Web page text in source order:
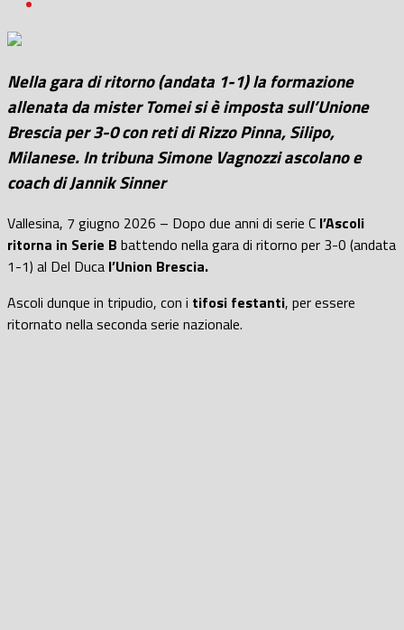
Nella gara di ritorno (andata 1-1) la formazione
allenata da mister Tomei si è imposta sull’Unione
Brescia per 3-0 con reti di Rizzo Pinna, Silipo,
Milanese. In tribuna Simone Vagnozzi ascolano e
coach di Jannik Sinner
Vallesina, 7 giugno 2026 – Dopo due anni di serie C l’Ascoli
ritorna in Serie B battendo nella gara di ritorno per 3-0 (andata
1-1) al Del Duca l’Union Brescia.
Ascoli dunque in tripudio, con i tifosi festanti, per essere
ritornato nella seconda serie nazionale.